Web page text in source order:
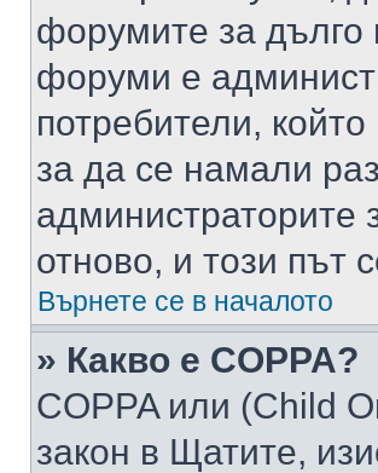
форумите за
форуми е
потребители,
за да се намали
администраторите
отново, и този път
Върнете се в началото
» Какво е COPPA?
COPPA или (Child
закон в Щатите,